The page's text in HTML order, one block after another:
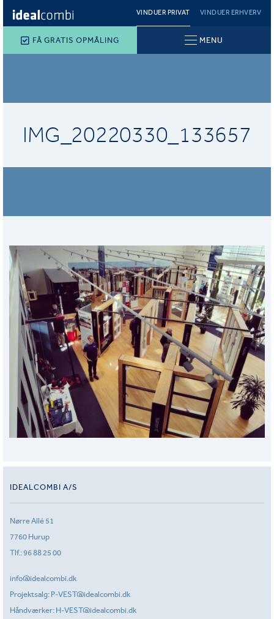
VINDUER PRIVAT VINDUER ERHVERV
FÅ GRATIS OPMÅLING MENU
IMG_20220330_133657
IDEALCOMBI A/S
Nørre Allé 51
7760 Hurup
Tlf.:96 88 25 00
info@idealcombi.dk
Projektsalg: P-VEST@idealcombi.dk
Håndværker: H-VEST@idealcombi.dk